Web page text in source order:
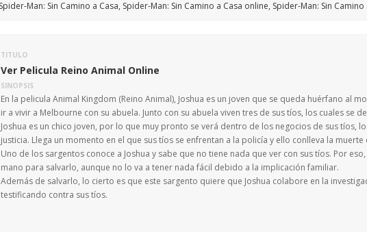
TITULO
Ver Pelicula Reino Animal Online
SINOPSIS
En la pelicula Animal Kingdom (Reino Animal), Joshua es un joven que se queda huérfano al
ir a vivir a Melbourne con su abuela. Junto con su abuela viven tres de sus tíos, los cuales se
Joshua es un chico joven, por lo que muy pronto se verá dentro de los negocios de sus tíos,
justicia. Llega un momento en el que sus tíos se enfrentan a la policía y ello conlleva la
Uno de los sargentos conoce a Joshua y sabe que no tiene nada que ver con sus tíos. Por
mano para salvarlo, aunque no lo va a tener nada fácil debido a la implicación familiar.
Además de salvarlo, lo cierto es que este sargento quiere que Joshua colabore en la
testificando contra sus tíos.